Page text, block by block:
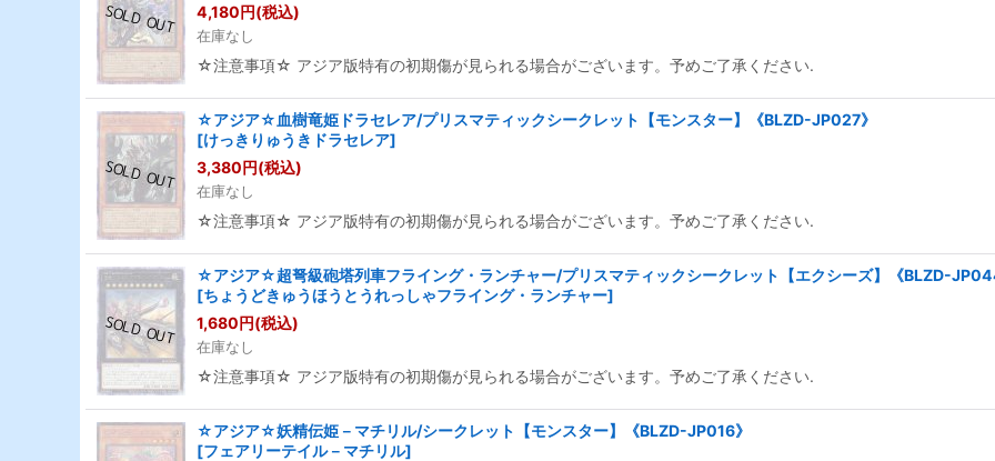
4,180円(税込)
在庫なし
☆注意事項☆ アジア版特有の初期傷が見られる場合がございます。予めご了承ください.
☆アジア☆血樹竜姫ドラセレア/プリスマティックシークレット【モンスター】《BLZD-JP027》
[けっきりゅうきドラセレア]
3,380円(税込)
在庫なし
☆注意事項☆ アジア版特有の初期傷が見られる場合がございます。予めご了承ください.
☆アジア☆超弩級砲塔列車フライング・ランチャー/プリスマティックシークレット【エクシーズ】《BLZD-
[ちょうどきゅうほうとうれっしゃフライング・ランチャー]
1,680円(税込)
在庫なし
☆注意事項☆ アジア版特有の初期傷が見られる場合がございます。予めご了承ください.
☆アジア☆妖精伝姫－マチリル/シークレット【モンスター】《BLZD-JP016》
[フェアリーテイル－マチリル]